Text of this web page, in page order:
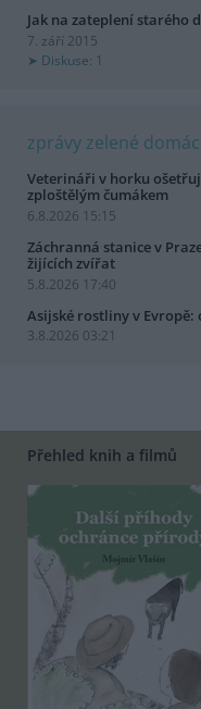
Jak na zateplení starého
7. září 2015
Diskuse: 1
zprávy zelené
Veterináři v horku
zploštělým čumákem
6.8.2026 15:15
Záchranná stanice v
žijících zvířat
5.8.2026 17:40
Asijské rostliny v
3.8.2026 03:21
Přehled knih a filmů